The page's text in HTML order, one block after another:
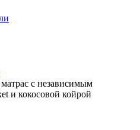
с независимым
и кокосовой койрой